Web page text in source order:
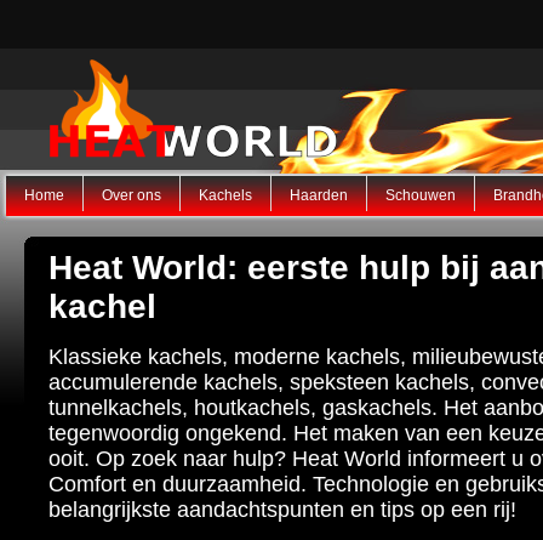
Home Over ons Kachels Haarden Schouwen
Heat World: eerste hulp bij
kachel
Klassieke kachels, moderne kachels,
accumulerende kachels, speksteen kachels,
tunnelkachels, houtkachels, gaskachels. Het
tegenwoordig ongekend. Het maken van een
ooit. Op zoek naar hulp? Heat World informeert u
Comfort en duurzaamheid. Technologie en
belangrijkste aandachtspunten en tips op een rij!